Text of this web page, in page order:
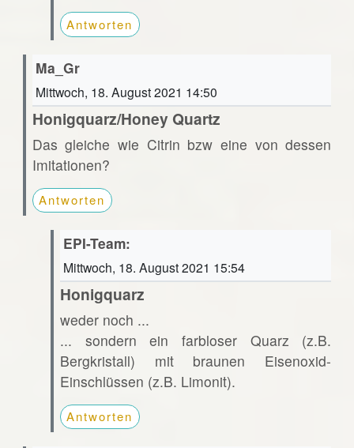
Antworten
Ma_Gr
Mittwoch, 18. August 2021 14:50
Honigquarz/Honey Quartz
Das gleiche wie Citrin bzw eine von dessen
Imitationen?
Antworten
EPI-Team:
Mittwoch, 18. August 2021 15:54
Honigquarz
weder noch ...
... sondern ein farbloser Quarz (z.B.
Bergkristall) mit braunen Eisenoxid-
Einschlüssen (z.B. Limonit).
Antworten